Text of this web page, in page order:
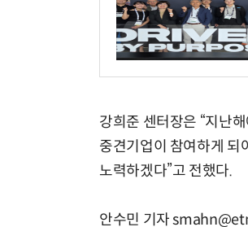
강희준 센터장은 “지난
중견기업이 참여하게 되
노력하겠다”고 전했다.
안수민 기자